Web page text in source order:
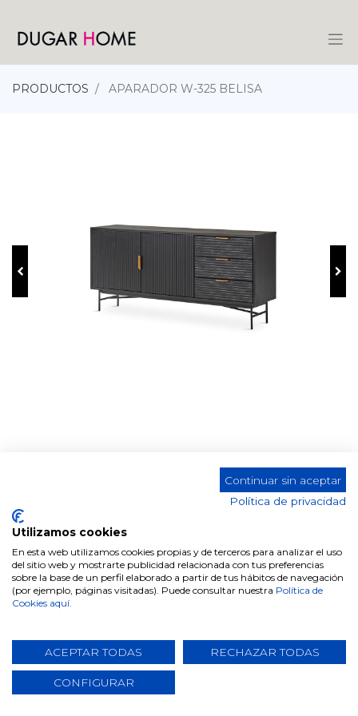
PRODUCTOS APARADOR W-325 BELISA
APARADOR W-325 BELISA
Comparte este producto
Continuar sin aceptar
Política de privacidad
Utilizamos cookies
En esta web utilizamos cookies propias y de terceros para analizar el uso
del sitio web y mostrarte publicidad relacionada con tus preferencias
sobre la base de un perfil elaborado a partir de tus hábitos de navegación
(por ejemplo, páginas visitadas). Puede consultar nuestra Política de
Cookies aquí.
ACEPTAR TODAS RECHAZAR TODAS
CONFIGURAR